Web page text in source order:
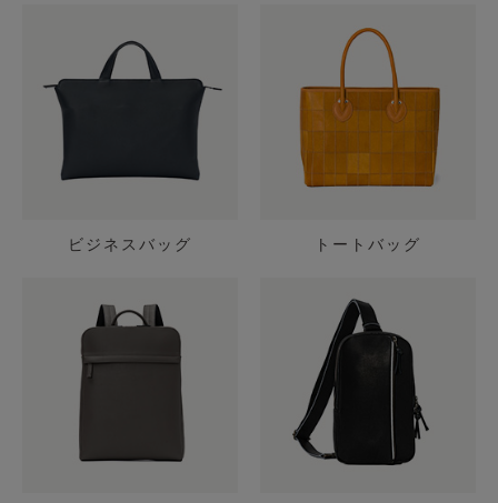
ビジネスバッグ トートバッグ